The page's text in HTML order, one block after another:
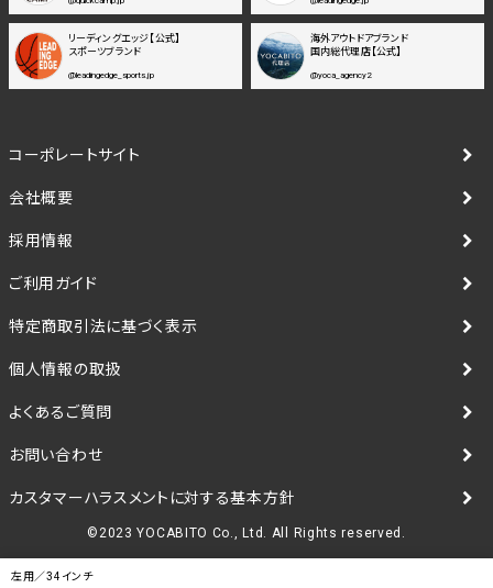
左用／34インチ
リーディングエッジ【公式】
スポーツブランド
@leadingedge_sports.jp
海外アウトドアブランド
国内総代理店【公式】
@yoca_agency2
コーポレートサイト
会社概要
採用情報
ご利用ガイド
特定商取引法に基づく表示
個人情報の取扱
よくあるご質問
お問い合わせ
カスタマーハラスメントに対する基本方針
©2023 YOCABITO Co., Ltd. All Rights reserved.